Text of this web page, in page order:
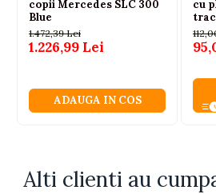
Certificare: CE
copii Mercedes SLC 300
Blue
1.472,39 Lei
1.226,99 Lei
ADAUGA IN COS
cu
Alti clienti au